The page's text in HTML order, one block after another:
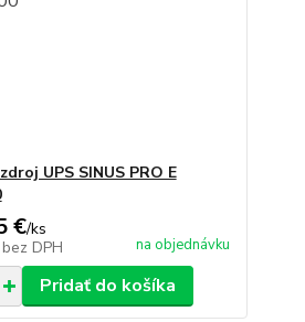
UPS SINUS PRO E
€/ks
bez DPH na objednávku
Pridať do košíka